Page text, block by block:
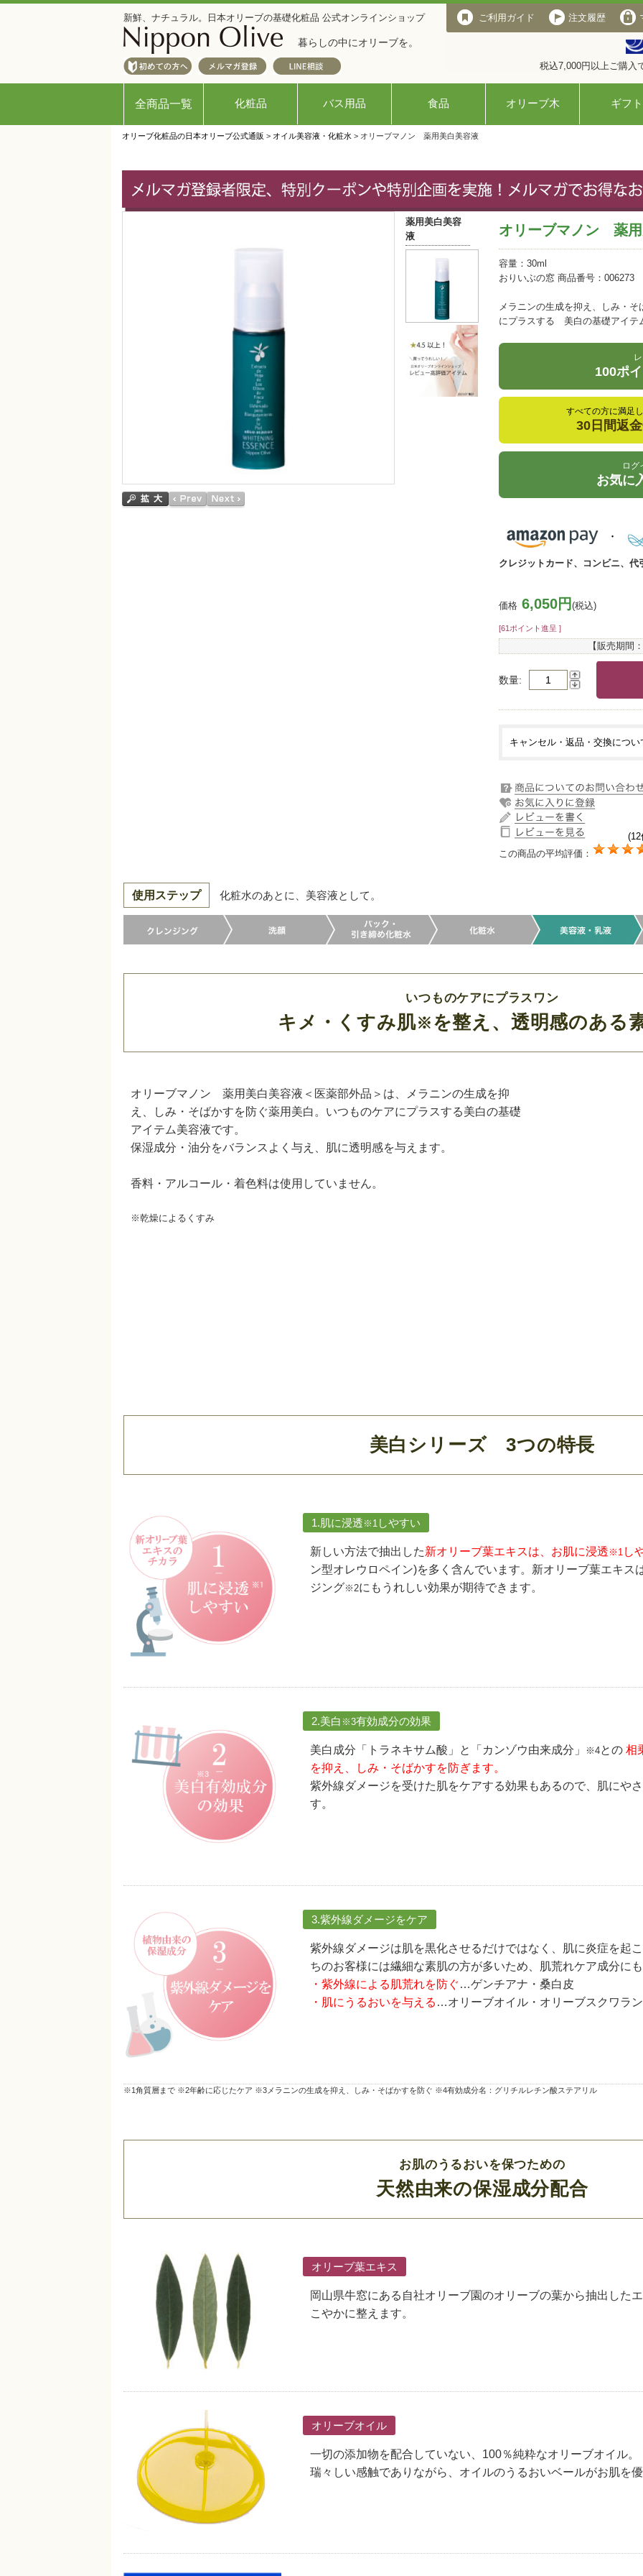
新鮮、ナチュラル。日本オリーブの基礎化粧品 公式オンラインショップ
暮らしの中にオリーブを。
ご利用ガイド 注文履歴
税込7,000円以上ご購入
全商品一覧 化粧品 バス用品 食品 オリーブ木 ギフト
オリーブ化粧品の日本オリーブ公式通販 > オイル美容液・化粧水 > オリーブマノン 薬用美白美容液
オリーブマノン 薬用
容量：30ml
おりいぶの窓 商品番号：006273
メラニンの生成を抑え、しみ・
にプラスする 美白の基礎アイテ
100ポ
すべての方に満足
30日間返
ログ
お気に
クレジットカード、コンビニ、代
価格 6,050円 (税込)
[61ポイント進呈 ]
【販売期間：
数量
キャンセル・返品・交換につい
(12
この商品の平均評価：
薬用美白美容
液
使用ステップ 化粧水のあとに、美容液として。
いつものケアにプラスワン
キメ・くすみ肌※ を整え、透明感のある
オリーブマノン 薬用美白美容液＜医薬部外品＞は、メラニンの生成を抑
え、しみ・そばかすを防ぐ薬用美白。いつものケアにプラスする美白の基礎
アイテム美容液です。
保湿成分・油分をバランスよく与え、肌に透明感を与えます。
香料・アルコール・着色料は使用していません。
※乾燥によるくすみ
美白シリーズ 3つの特長
1.肌に浸透 ※1 しやすい
新しい方法で抽出した新オリーブ葉エキスは、お肌に浸透 ※1 し
ン型オレウロペイン)を多く含んでいます。新オリーブ葉エキス
ジング※2にもうれしい効果が期待できます。
2.美白 ※3有効成分の効果
美白成分「トラネキサム酸」と「カンゾウ由来成分」 ※4との 相
を抑え、しみ・そばかすを防ぎます。
紫外線ダメージを受けた肌をケアする効果もあるので、肌にや
す。
3.紫外線ダメージをケア
紫外線ダメージは肌を黒化させるだけではなく、肌に炎症を起
ちのお客様には繊細な素肌の方が多いため、肌荒れケア成分に
・紫外線による肌荒れを防ぐ…ゲンチアナ・桑白皮
・肌にうるおいを与える …オリーブオイル・オリーブスクワラン
※1角質層まで ※2年齢に応じたケア ※3メラニンの生成を抑え、しみ・そばかすを防ぐ ※4有効成分名：グリチルレチン酸ステアリル
お肌のうるおいを保つための
天然由来の保湿成分配合
オリーブ葉エキス
岡山県牛窓にある自社オリーブ園のオリーブの葉から抽出した
こやかに整えます。
オリーブオイル
一切の添加物を配合していない、100％純粋なオリーブオイル。
瑞々しい感触でありながら、オイルのうるおいベールがお肌を